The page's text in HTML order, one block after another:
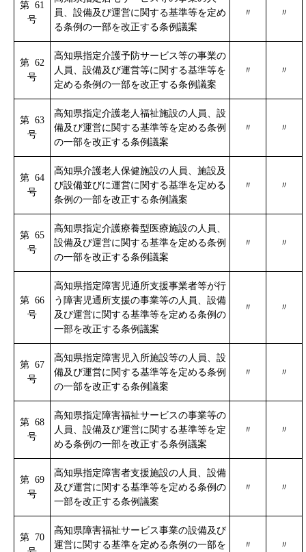
第 61
号
員、設備及び運営に関する基準等を定め
る条例の一部を改正する条例議案
〃 〃
第 62
号
高知県指定介護予防サービス等の事業の
人員、設備及び運営等に関する基準等を
定める条例の一部を改正する条例議案
〃 〃
第 63
号
高知県指定介護老人福祉施設の人員、設
備及び運営に関する基準等を定める条例
の一部を改正する条例議案
〃 〃
第 64
号
高知県介護老人保健施設の人員、施設及
び設備並びに運営に関する基準を定める
条例の一部を改正する条例議案
〃 〃
第 65
号
高知県指定介護療養型医療施設の人員、
設備及び運営に関する基準を定める条例
の一部を改正する条例議案
〃 〃
第 66
号
高知県指定障害児通所支援事業者等が行
う障害児通所支援の事業等の人員、設備
及び運営に関する基準等を定める条例の
一部を改正する条例議案
〃 〃
第 67
号
高知県指定障害児入所施設等の人員、設
備及び運営に関する基準等を定める条例
の一部を改正する条例議案
〃 〃
第 68
号
高知県指定障害福祉サービスの事業等の
人員、設備及び運営に関する基準等を定
める条例の一部を改正する条例議案
〃 〃
第 69
号
高知県指定障害者支援施設の人員、設備
及び運営に関する基準等を定める条例の
一部を改正する条例議案
〃 〃
第 70
高知県障害福祉サービス事業の設備及び
運営に関する基準を定める条例の一部を
〃 〃